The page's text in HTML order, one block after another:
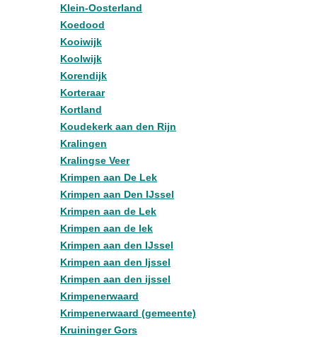
Klein-Oosterland
Koedood
Kooiwijk
Koolwijk
Korendijk
Korteraar
Kortland
Koudekerk aan den Rijn
Kralingen
Kralingse Veer
Krimpen aan De Lek
Krimpen aan Den IJssel
Krimpen aan de Lek
Krimpen aan de lek
Krimpen aan den IJssel
Krimpen aan den Ijssel
Krimpen aan den ijssel
Krimpenerwaard
Krimpenerwaard (gemeente)
Kruininger Gors